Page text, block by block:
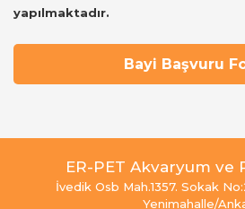
yapılmaktadır.
Bayi Başvuru
ER-PET Akvaryum ve
İvedik Osb Mah.1357. Sokak
Yenimahalle/